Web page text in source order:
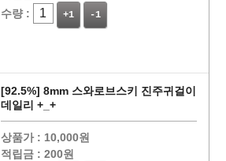
수량 :
+1 -1
[92.5%] 8mm 스와로브스키 진주귀걸이
데일리 +_+
상품가 : 10,000원
적립금 : 200원